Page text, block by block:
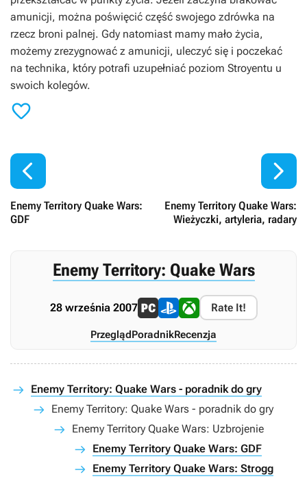
amunicji, można poświęcić część swojego zdrówka na
rzecz broni palnej. Gdy natomiast mamy mało życia,
możemy zrezygnować z amunicji, uleczyć się i poczekać
na technika, który potrafi uzupełniać poziom Stroyentu u
swoich kolegów.


Enemy Territory Quake Wars:
GDF
Enemy Territory Quake Wars:
Wieżyczki, artyleria, radary

Enemy Territory: Quake Wars
28 września 2007 Rate It!
PrzeglądPoradnikRecenzja
Enemy Territory: Quake Wars - poradnik do gry
Enemy Territory: Quake Wars - poradnik do gry
Enemy Territory Quake Wars: Uzbrojenie
Enemy Territory Quake Wars: GDF
Enemy Territory Quake Wars: Strogg